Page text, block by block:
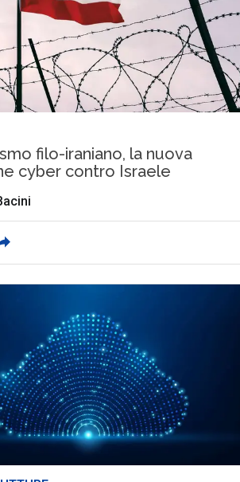
filo-iraniano, la nuova
cyber contro Israele